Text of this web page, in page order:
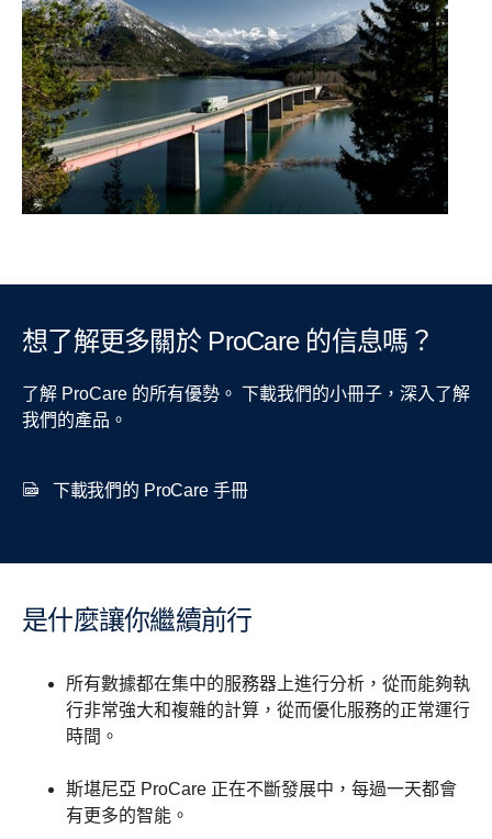
想了解更多關於 ProCare 的信息嗎？
了解 ProCare 的所有優勢。 下載我們的小冊子，深入了解
我們的產品。
下載我們的 ProCare 手冊
是什麼讓你繼續前行
所有數據都在集中的服務器上進行分析，從而能夠執
行非常強大和複雜的計算，從而優化服務的正常運行
時間。
斯堪尼亞 ProCare 正在不斷發展中，每過一天都會
有更多的智能。